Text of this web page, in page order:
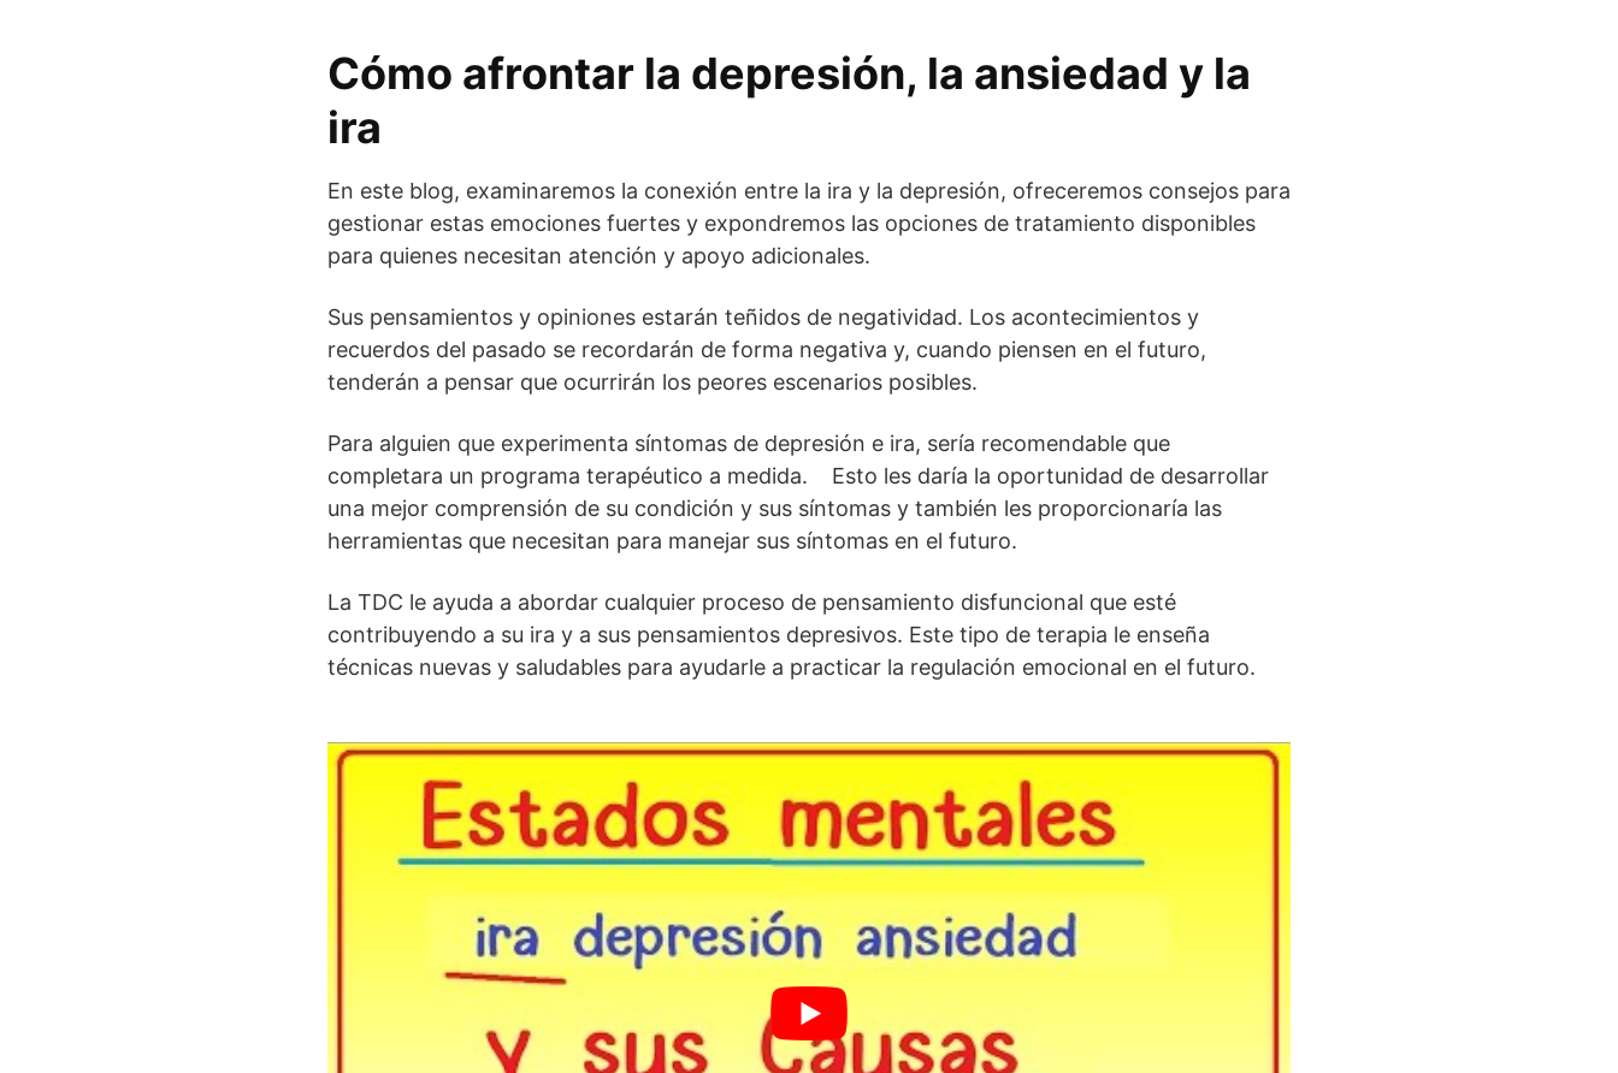
Cómo afrontar la depresión, la ansiedad y la
ira
En este blog, examinaremos la conexión entre la ira y la depresión, ofreceremos consejos para
gestionar estas emociones fuertes y expondremos las opciones de tratamiento disponibles
para quienes necesitan atención y apoyo adicionales.
Sus pensamientos y opiniones estarán teñidos de negatividad. Los acontecimientos y
recuerdos del pasado se recordarán de forma negativa y, cuando piensen en el futuro,
tenderán a pensar que ocurrirán los peores escenarios posibles.
Para alguien que experimenta síntomas de depresión e ira, sería recomendable que
completara un programa terapéutico a medida. Esto les daría la oportunidad de desarrollar
una mejor comprensión de su condición y sus síntomas y también les proporcionaría las
herramientas que necesitan para manejar sus síntomas en el futuro.
La TDC le ayuda a abordar cualquier proceso de pensamiento disfuncional que esté
contribuyendo a su ira y a sus pensamientos depresivos. Este tipo de terapia le enseña
técnicas nuevas y saludables para ayudarle a practicar la regulación emocional en el futuro.